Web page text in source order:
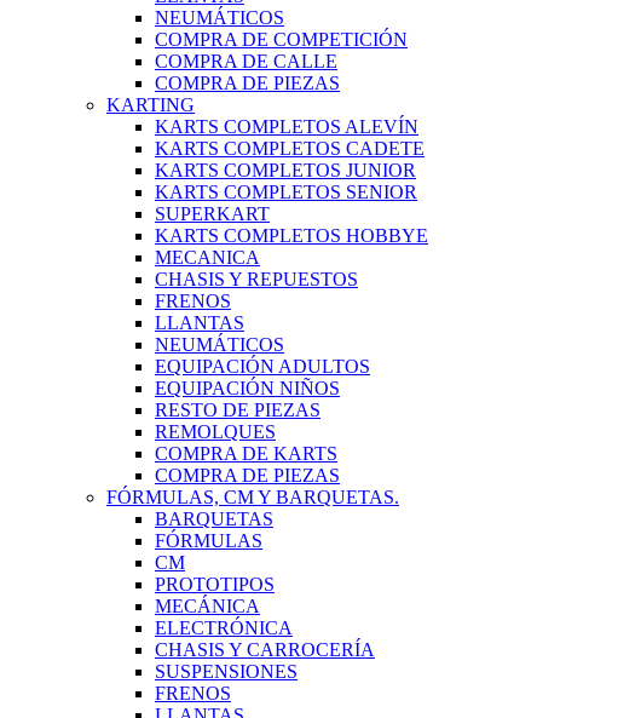
NEUMÁTICOS
COMPRA DE COMPETICIÓN
COMPRA DE CALLE
COMPRA DE PIEZAS
KARTING
KARTS COMPLETOS ALEVÍN
KARTS COMPLETOS CADETE
KARTS COMPLETOS JUNIOR
KARTS COMPLETOS SENIOR
SUPERKART
KARTS COMPLETOS HOBBYE
MECANICA
CHASIS Y REPUESTOS
FRENOS
LLANTAS
NEUMÁTICOS
EQUIPACIÓN ADULTOS
EQUIPACIÓN NIÑOS
RESTO DE PIEZAS
REMOLQUES
COMPRA DE KARTS
COMPRA DE PIEZAS
FÓRMULAS, CM Y BARQUETAS.
BARQUETAS
FÓRMULAS
CM
PROTOTIPOS
MECÁNICA
ELECTRÓNICA
CHASIS Y CARROCERÍA
SUSPENSIONES
FRENOS